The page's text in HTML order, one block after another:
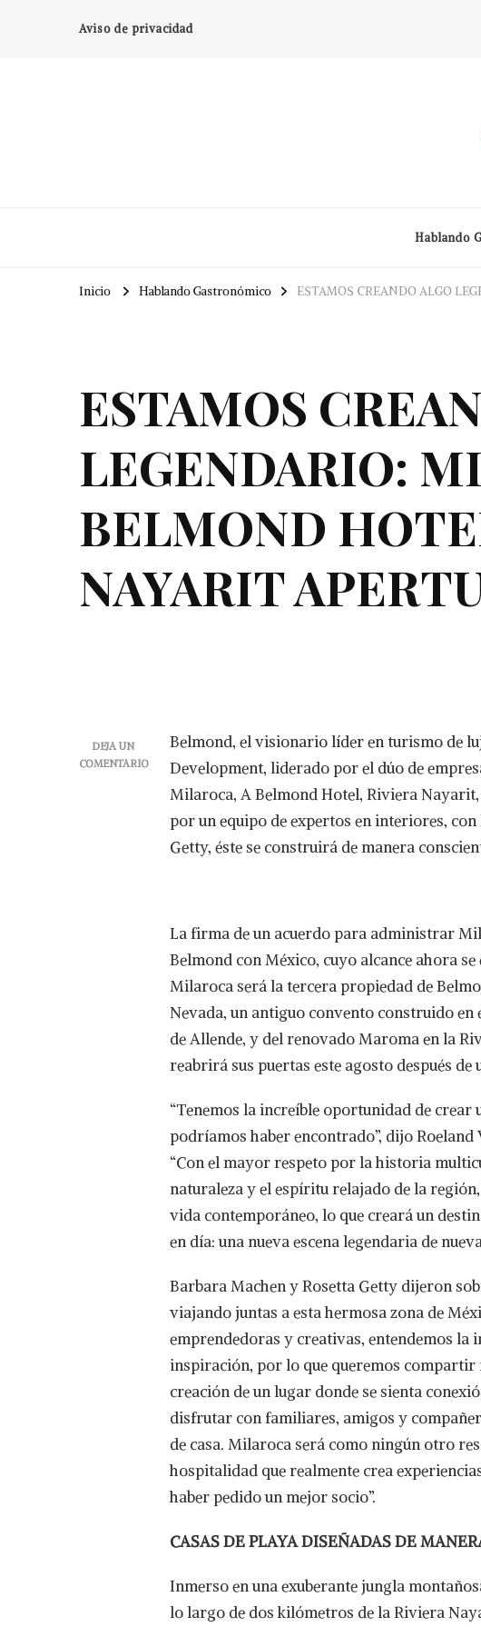
Aviso de privacidad
Hablando
Inicio Hablando Gastronómico ESTAMOS CREANDO ALGO
ESTAMOS
LEGENDARIO:
BELMOND
NAYARIT
DEJA UN
COMENTARIO
LEGENDARIO:
Belmond, el visionario líder en turismo de
Development, liderado por el dúo de
Milaroca, A Belmond Hotel, Riviera
por un equipo de expertos en interiores,
Getty, éste se construirá de manera
La firma de un acuerdo para administrar
Belmond con México, cuyo alcance ahora
Milaroca será la tercera propiedad de
Nevada, un antiguo convento construido en
de Allende, y del renovado Maroma en la
reabrirá sus puertas este agosto después
“Tenemos la increíble oportunidad de crear
podríamos haber encontrado”, dijo
“Con el mayor respeto por la historia
naturaleza y el espíritu relajado de la
vida contemporáneo, lo que creará un
en día: una nueva escena legendaria de
Barbara Machen y Rosetta Getty dijeron
viajando juntas a esta hermosa zona de
emprendedoras y creativas, entendemos la
inspiración, por lo que queremos compartir
creación de un lugar donde se sienta
disfrutar con familiares, amigos y
de casa. Milaroca será como ningún otro
hospitalidad que realmente crea
haber pedido un mejor socio”.
CASAS DE PLAYA DISEÑADAS DE
Inmerso en una exuberante jungla
lo largo de dos kilómetros de la Riviera